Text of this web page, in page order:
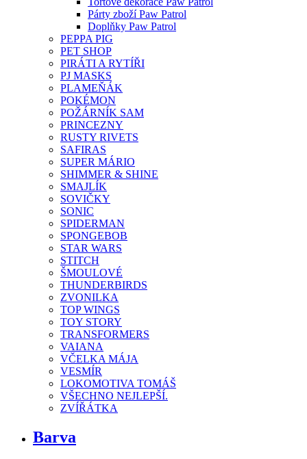
Párty zboží Paw Patrol
Doplňky Paw Patrol
PEPPA PIG
PET SHOP
PIRÁTI A RYTÍŘI
PJ MASKS
PLAMEŇÁK
POKÉMON
POŽÁRNÍK SAM
PRINCEZNY
RUSTY RIVETS
SAFIRAS
SUPER MÁRIO
SHIMMER & SHINE
SMAJLÍK
SOVIČKY
SONIC
SPIDERMAN
SPONGEBOB
STAR WARS
STITCH
ŠMOULOVÉ
THUNDERBIRDS
ZVONILKA
TOP WINGS
TOY STORY
TRANSFORMERS
VAIANA
VČELKA MÁJA
VESMÍR
LOKOMOTIVA TOMÁŠ
VŠECHNO NEJLEPŠÍ.
ZVÍŘÁTKA
Barva